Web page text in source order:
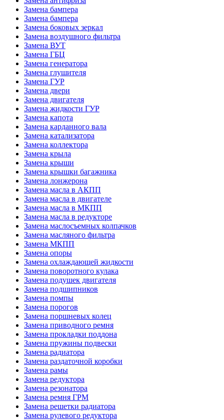
Замена бампера
Замена бампера
Замена боковых зеркал
Замена воздушного фильтра
Замена ВУТ
Замена ГБЦ
Замена генератора
Замена глушителя
Замена ГУР
Замена двери
Замена двигателя
Замена жидкости ГУР
Замена капота
Замена карданного вала
Замена катализатора
Замена коллектора
Замена крыла
Замена крыши
Замена крышки багажника
Замена лонжерона
Замена масла в АКПП
Замена масла в двигателе
Замена масла в МКПП
Замена масла в редукторе
Замена маслосъемных колпачков
Замена масляного фильтра
Замена МКПП
Замена опоры
Замена охлаждающей жидкости
Замена поворотного кулака
Замена подушек двигателя
Замена подшипников
Замена помпы
Замена порогов
Замена поршневых колец
Замена приводного ремня
Замена прокладки поддона
Замена пружины подвески
Замена радиатора
Замена раздаточной коробки
Замена рамы
Замена редуктора
Замена резонатора
Замена ремня ГРМ
Замена решетки радиатора
Замена рулевого редуктора